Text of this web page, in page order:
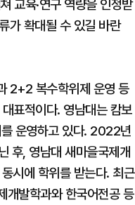
교육·연구 역량을 인정받
가 확대될 수 있길 바란
2+2 복수학위제 운영 등
표적이다. 영남대는 캄보
운영하고 있다. 2022년
후, 영남대 새마을국제개
시에 학위를 받는다. 최근
발학과와 한국어전공 등